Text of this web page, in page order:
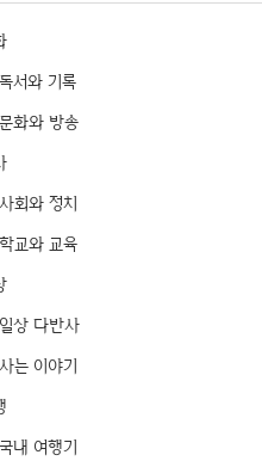
독서와 기록
문화와 방송
사회와 정치
학교와 교육
일상 다반사
사는 이야기
국내 여행기